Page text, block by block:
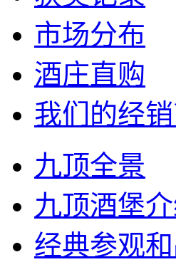
市场分布
酒庄直购
我们的经
九顶全景
九顶酒堡
经典参观